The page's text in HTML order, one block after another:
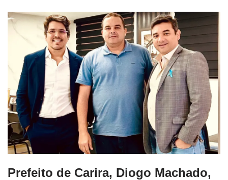
Prefeito de Carira, Diogo Machado,